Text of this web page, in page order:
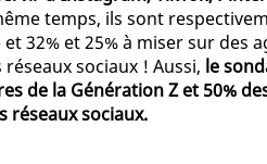
temps, ils sont
32% et 25% à miser sur des
sociaux ! Aussi, le
de la Génération Z et 50%
réseaux sociaux.